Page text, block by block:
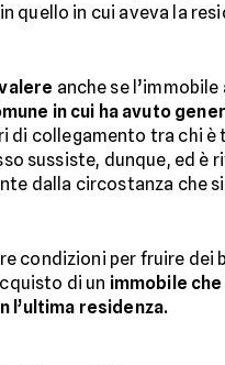
quello in cui aveva la
anche se
in cui ha avuto
di collegamento tra chi
sussiste, dunque, ed è
dalla circostanza che
condizioni per fruire
di un immobile
l’ultima residenza.